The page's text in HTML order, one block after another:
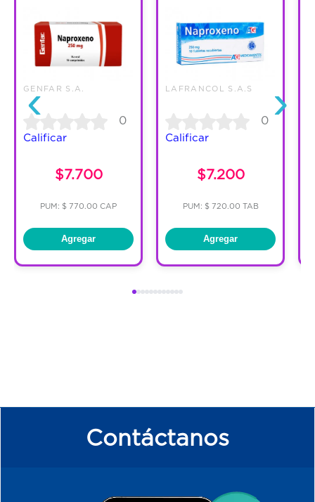
‹
GENFAR S.A.
0
Calificar
$7.700
PUM: $ 770.00 CAP
Agregar
LAFRANCOL S.A.S
0
Calificar
$7.200
PUM: $ 720.00 TAB
Agregar
›
Contáctanos